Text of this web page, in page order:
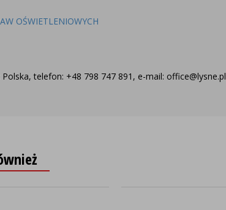
OŚWIETLENIOWYCH
telefon: +48 798 747 891, e-mail: office@lysne.pl